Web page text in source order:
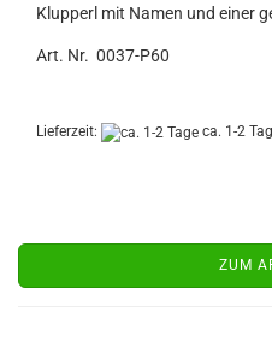
Klupperl mit Namen und einer
Art. Nr. 0037-P60
Lieferzeit: ca. 1-2
ZUM